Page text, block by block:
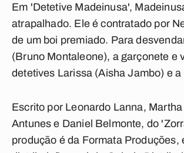
Em 'Detetive Madeinusa',
atrapalhado. Ele é contratado por
de um boi premiado. Para
(Bruno Montaleone), a garçonete e
detetives Larissa (Aisha Jambo) e
Escrito por Leonardo Lanna,
Antunes e Daniel Belmonte, do
produção é da Formata